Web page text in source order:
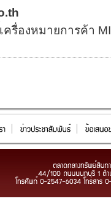
รื่องหมายการค้า